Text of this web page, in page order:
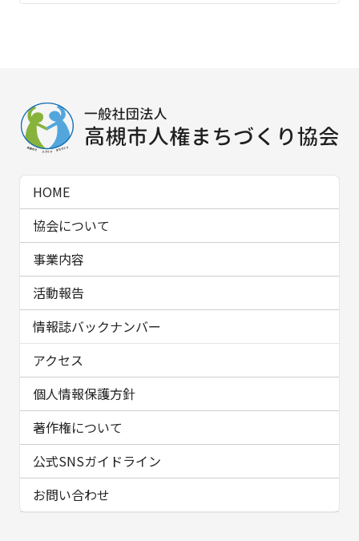
HOME
協会について
事業内容
活動報告
情報誌バックナンバー
アクセス
個人情報保護方針
著作権について
公式SNSガイドライン
お問い合わせ